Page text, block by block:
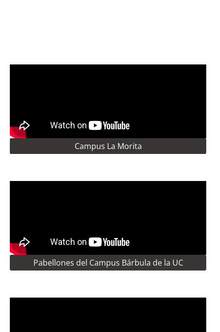
Campus La Morita
Pabellones del Campus Bárbula de la UC